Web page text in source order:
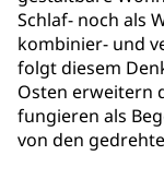
Schlaf- noch als
kombinier- und
folgt diesem
Osten erweitern
fungieren als
von den